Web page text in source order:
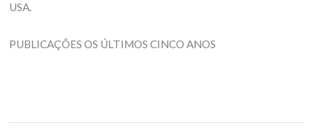
USA.
PUBLICAÇÕES OS ÚLTIMOS CINCO ANOS